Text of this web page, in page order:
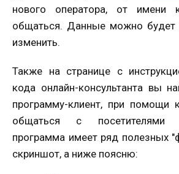
нового оператора, от имени
общаться. Данные можно
изменить.
Также на странице с
кода онлайн-консультанта вы
программу-клиент, при помощи
общаться с посетителями
программа имеет ряд полезных
скриншот, а ниже поясню: